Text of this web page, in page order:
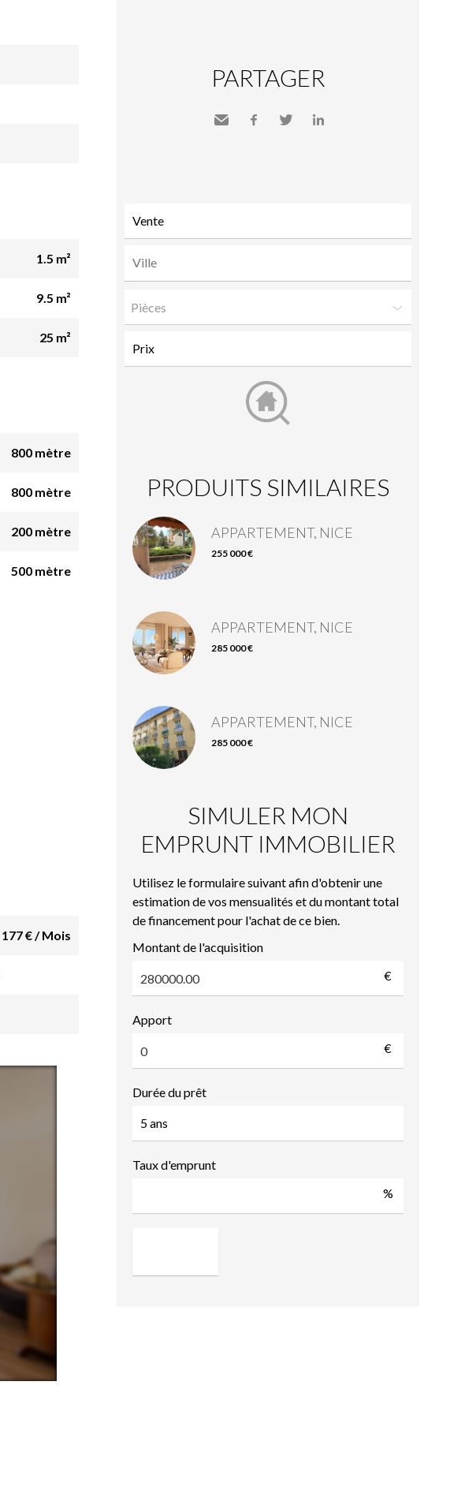
1.5 m²
9.5 m²
25 m²
800 mètre
800 mètre
200 mètre
500 mètre
177 € / Mois
PARTAGER
Pièces
PRODUITS SIMILAIRES
APPARTEMENT, NICE
255 000 €
APPARTEMENT, NICE
285 000 €
APPARTEMENT, NICE
285 000 €
SIMULER MON
EMPRUNT IMMOBILIER
Utilisez le formulaire suivant afin d'obtenir une
estimation de vos mensualités et du montant total
de financement pour l'achat de ce bien.
Montant de l'acquisition
€
Apport
€
Durée du prêt
Taux d'emprunt
%